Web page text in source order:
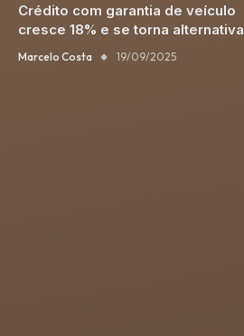
Crédito com garantia de veículo
cresce 18% e se torna alternativa
para quitar dívidas caras
Marcelo Costa 19/09/2025